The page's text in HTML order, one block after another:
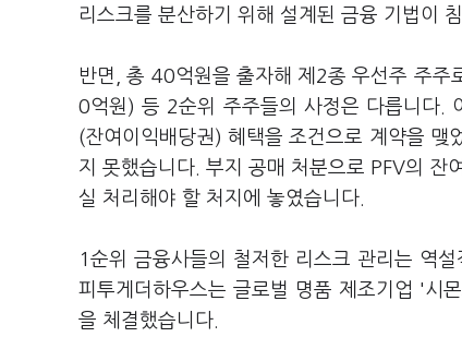
리스크를 분산하기 위해 설계된 금융 기법이
반면, 총 40억원을 출자해 제2종 우선주 주
0억원) 등 2순위 주주들의 사정은 다릅니다.
(잔여이익배당권) 혜택을 조건으로 계약을 맺
지 못했습니다. 부지 공매 처분으로 PFV의
실 처리해야 할 처지에 놓였습니다.
1순위 금융사들의 철저한 리스크 관리는 역
피투게더하우스는 글로벌 명품 제조기업 '시
을 체결했습니다.